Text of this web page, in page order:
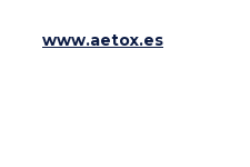
www.aetox.es